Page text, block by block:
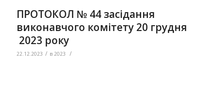
ПРОТОКОЛ № 44 засідання
виконавчого комітету 20 грудня
2023 року
22.12.2023 / в 2023 /